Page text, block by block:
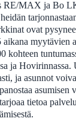
RE/MAX ja Bo
ovat
myytävien
kohteen
ja Hovirinnassa.
ja asunnot
asumisen
tarjoaa tietoa